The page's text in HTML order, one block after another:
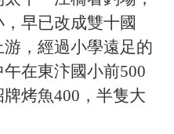
早已改成雙十國
，經過小學遠足的
在東汴國小前500
烤魚400，半隻大